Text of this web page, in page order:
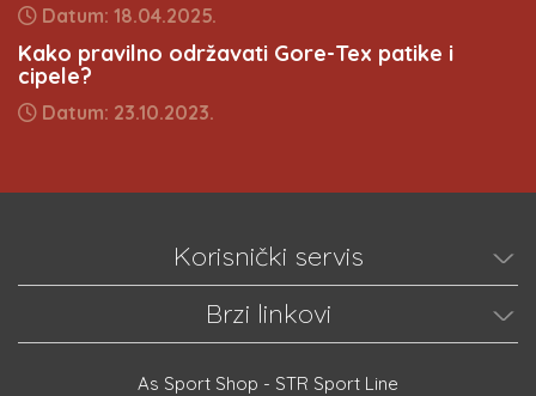
Datum: 18.04.2025.
Kako pravilno održavati Gore-Tex patike i
cipele?
Datum: 23.10.2023.
Korisnički servis
Brzi linkovi
As Sport Shop - STR Sport Line